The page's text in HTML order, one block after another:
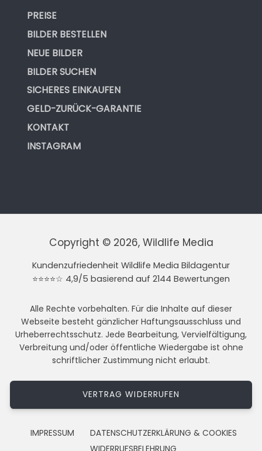
PREISE
BILDER BESTELLEN
NEUE BILDER
BILDER SUCHEN
SICHERES EINKAUFEN
GELD-ZURÜCK-GARANTIE
KONTAKT
INSTAGRAM
Copyright © 2026, Wildlife Media
Kundenzufriedenheit Wildlife Media Bildagentur
⭐⭐⭐⭐☆ 4,9/5 basierend auf 2144 Bewertungen
Alle Rechte vorbehalten. Für die Inhalte auf dieser
Webseite besteht gänzlicher Haftungsausschluss und
Urheberrechtsschutz. Jede Bearbeitung, Vervielfältigung,
Verbreitung und/oder öffentliche Wiedergabe ist ohne
schriftlicher Zustimmung nicht erlaubt.
VERTRAG WIDERRUFEN
IMPRESSUM
DATENSCHUTZERKLÄRUNG & COOKIES
WIDERRUFSBELEHRUNG